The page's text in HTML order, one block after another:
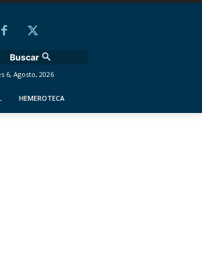
Buscar
6, Agosto, 2026
HEMEROTECA